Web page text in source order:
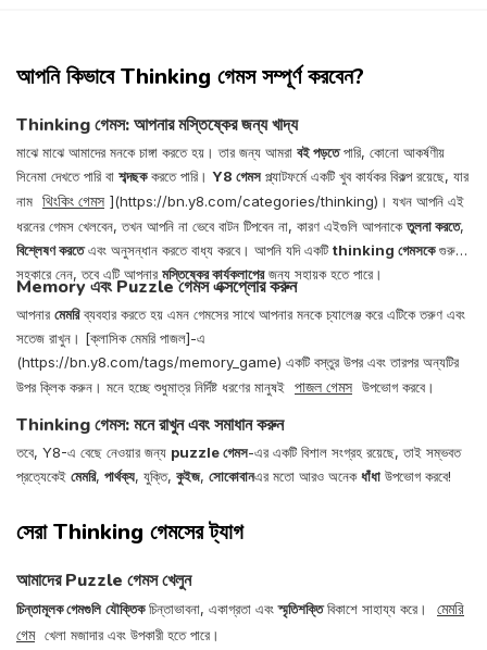
আপনি কিভাবে Thinking গেমস সম্পূর্ণ করবেন?
Thinking গেমস: আপনার মস্তিষ্কের জন্য খাদ্য
মাঝে মাঝে আমাদের মনকে চাঙ্গা করতে হয়। তার জন্য আমরা বই পড়তেপারি, কোনো আকর্ষণীয়
সিনেমা দেখতে পারি বা শব্দছককরতে পারি। Y8 গেমস প্ল্যাটফর্মে একটি খুব কার্যকর বিকল্প রয়েছে, যার
নাম থিংকিং গেমস ](https://bn.y8.com/categories/thinking)। যখন আপনি এই
ধরনের গেমস খেলবেন, তখন আপনি না ভেবে বাটন টিপবেন না, কারণ এইগুলি আপনাকেতুলনা করতে,
বিশ্লেষণ করতেএবং অনুসন্ধান করতে বাধ্য করবে। আপনি যদি একটি thinking গেমসকেগুরুত্ব
সহকারে নেন, তবে এটি আপনার মস্তিষ্কের কার্যকলাপেরজন্য সহায়ক হতে পারে।
Memory এবং Puzzle গেমস এক্সপ্লোর করুন
আপনার মেমরিব্যবহার করতে হয় এমন গেমসের সাথে আপনার মনকে চ্যালেঞ্জ করে এটিকে তরুণ এবং
সতেজ রাখুন। [ক্লাসিক মেমরি পাজল]-এ
(https://bn.y8.com/tags/memory_game) একটি বস্তুর উপর এবং তারপর অন্যটির
উপর ক্লিক করুন। মনে হচ্ছে শুধুমাত্র নির্দিষ্ট ধরণের মানুষই পাজল গেমস উপভোগ করবে।
Thinking গেমস: মনে রাখুন এবং সমাধান করুন
তবে, Y8-এ বেছে নেওয়ার জন্য puzzle গেমস-এর একটি বিশাল সংগ্রহ রয়েছে, তাই সম্ভবত
প্রত্যেকেই মেমরি, পার্থক্য, যুক্তি, কুইজ, সোকোবানএর মতো আরও অনেকধাঁধা উপভোগ করবে!
সেরা Thinking গেমসের ট্যাগ
আমাদের Puzzle গেমস খেলুন
চিন্তামূলক গেমগুলি যৌক্তিকচিন্তাভাবনা, একাগ্রতা এবংস্মৃতিশক্তিবিকাশে সাহায্য করে।
মেমরি
গেম খেলা মজাদার এবং উপকারী হতে পারে।